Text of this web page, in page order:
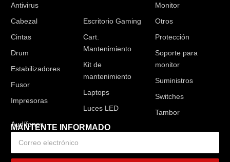
Antivirus
Cabezal
Cintas
Drum
Estabilizadores
Fusor
Impresoras
Escritorio Gaming
Cart.
Mantenimiento
Kit de
mantenimiento
Laptops
Luces LED
Monitor
Otros
Protección
Soporte para
monitor
Suministros
Switches
Tambor
MANTENTE INFORMADO